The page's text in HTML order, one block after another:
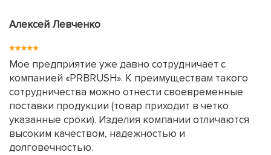
Алексей Левченко
Мое предприятие уже давно сотрудничает с
компанией «PRBRUSH». К преимуществам такого
сотрудничества можно отнести своевременные
поставки продукции (товар приходит в четко
указанные сроки). Изделия компании отличаются
высоким качеством, надежностью и
долговечностью.